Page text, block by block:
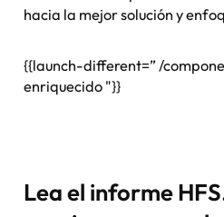
hacia la mejor solución y
{{launch-different=” /
enriquecido "}}
Lea el informe